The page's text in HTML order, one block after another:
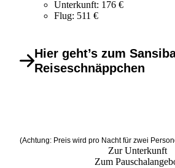
Unterkunft: 176 €
Flug: 511 €
Hier geht’s zum
Reiseschnäppchen
(Achtung: Preis wird pro Nacht für zwei
Zur Unterkunft
Zum